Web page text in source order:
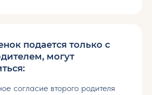
подается только с
могут
согласие второго родителя
нужно оформлять в